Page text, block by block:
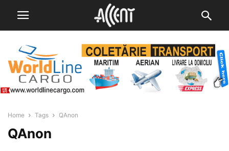
Home Tags QAnon
QAnon